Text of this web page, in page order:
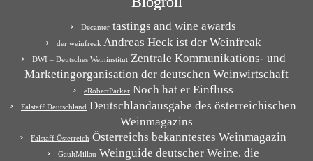
Decanter tastings and wine awards
der weinfreakAndreas Heck ist der Weinfreak
DWI – Deutsches WeininstitutZentrale Kommunikations- und
Marketingorganisation der deutschen Weinwirtschaft
eRobertParker Noch hat er Einfluss
Falstaff Deutschland Deutschlandausgabe des österreichischen
Weinmagazins
Falstaff Österreich Österreichs bekanntestes Weinmagazin
GaultMillau Weinguide deutscher Weine, die